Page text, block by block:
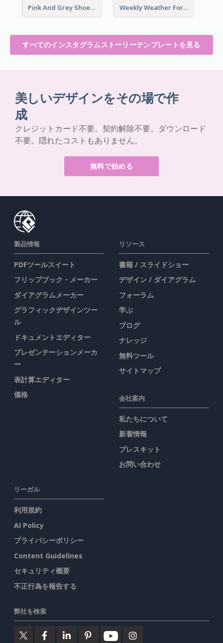
Pink And Grey Shoes Photo Shopping Instagram Story Weekly Weather Forecast Instagram Story
すべてのインスタグラムストーリーテンプレートを見る
美しいデザインをその場で作
成
クレジットカード不要。契約解除不要。ダウンロード
不要。隠れたコストもありません。
無料で始める
製品情報
PDFツールスイート
フリップブック・メーカー
ダイアグラムメーカー
グラフィックデザインツー
ル
ドキュメントエディター
プレゼンテーションメーカ
ー
表計算エディター
価格
リソース
書籍 / スライドショー
デザイン / ダイアグラム
フォーラム
学ぶ
ブログ
ナレッジ
無料ツール
サイトマップ
会社案内
私たちについて
新着情報
プレスキット
お問い合わせ
リーガル
利用規約
AI Policy
プライバシーポリシー
Content Guidelines
セキュリティ概要
不正行為を報告する
弊社を検索